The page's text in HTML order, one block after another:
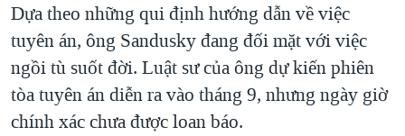
Dựa theo những qui định hướng dẫn về việc
tuyên án, ông Sandusky đang đối mặt với việc
ngồi tù suốt đời. Luật sư của ông dự kiến phiên
tòa tuyên án diễn ra vào tháng 9, nhưng ngày giờ
chính xác chưa được loan báo.